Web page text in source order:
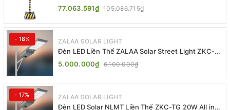
Trời ZALAA ZL-409300C
77.063.591₫ 105.086.715₫
- 18% ZALAA SOLAR LIGHT
Đèn LED Liền Thể ZALAA Solar Street Light ZKC-
TG 20W 25W 30W All In One
5.000.000₫ 6.100.000₫
- 17% ZALAA SOLAR LIGHT
Đèn LED Solar NLMT Liền Thể ZKC-TG 20W All in